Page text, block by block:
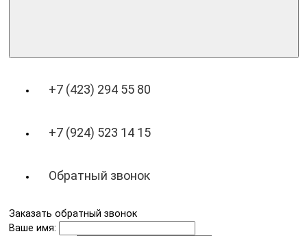
+7 (423) 294 55 80
+7 (924) 523 14 15
Обратный звонок
Заказать обратный звонок
Ваше имя: